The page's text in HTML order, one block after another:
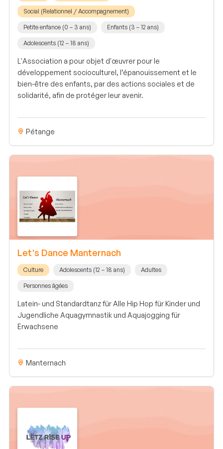
Social (Relationnel / Accompagnement)
Petite enfance (0 – 3 ans) Enfants (3 – 12 ans)
Adolescents (12 – 18 ans)
L'Association a pour objet d'œuvrer pour le
développement socioculturel, l’épanouissement et le
bien-être des enfants, par des actions sociales et de
solidarité, afin de protéger leur avenir.
Pétange
Let's Dance Manternach
Culture Adolescents (12 – 18 ans) Adultes
Personnes âgées
Latein- und Standardtanz für Alle Hip Hop für Kinder und
Jugendliche Aquagymnastik und Aquajogging für
Erwachsene
Manternach